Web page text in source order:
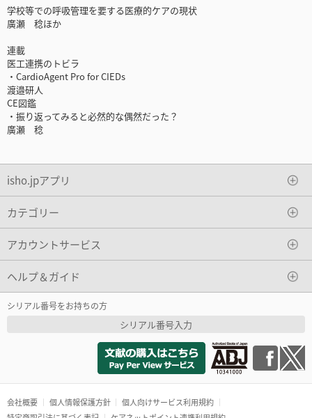
学校等での呼吸管理を要する医療的ケアの現状
廣瀬 稔ほか
連載
医工連携のトビラ
・CardioAgent Pro for CIEDs
渡邉研人
CE図鑑
・振り返ってみると必然的な偶然だった？
廣瀬 稔
isho.jpアプリ
カテゴリー
アカウントサービス
ヘルプ＆ガイド
シリアル番号をお持ちの方
シリアル番号入力
会社概要 個人情報保護方針
個人向けサービス利用規約